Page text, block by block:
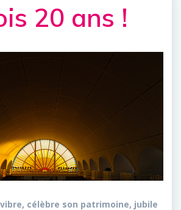
20 ans !
vibre, célèbre son patrimoine, jubile